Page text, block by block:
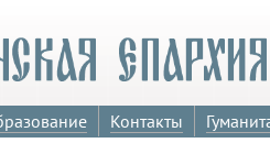
Контакты